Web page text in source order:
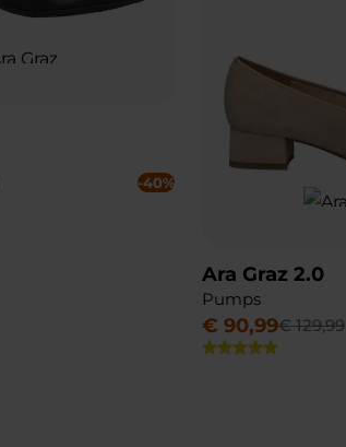
-40%
Ara Graz 2.0
Pumps
€ 90,99€ 129,99